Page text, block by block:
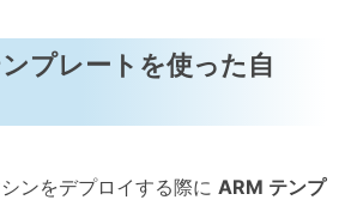
プレートを使った自
ンをデプロイする際に ARM テンプ